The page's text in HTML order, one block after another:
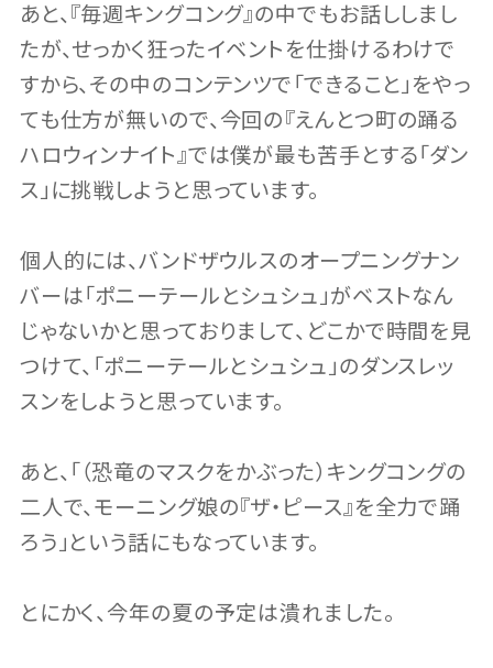
あと、『毎週キングコング』の中でもお話ししまし
たが、せっかく狂ったイベントを仕掛けるわけで
すから、その中のコンテンツで「できること」をやっ
ても仕方が無いので、今回の『えんとつ町の踊る
ハロウィンナイト』では僕が最も苦手とする「ダン
ス」に挑戦しようと思っています。
個人的には、バンドザウルスのオープニングナン
バーは「ポニーテールとシュシュ」がベストなん
じゃないかと思っておりまして、どこかで時間を見
つけて、「ポニーテールとシュシュ」のダンスレッ
スンをしようと思っています。
あと、「（恐竜のマスクをかぶった）キングコングの
二人で、モーニング娘の『ザ・ピース』を全力で踊
ろう」という話にもなっています。
とにかく、今年の夏の予定は潰れました。